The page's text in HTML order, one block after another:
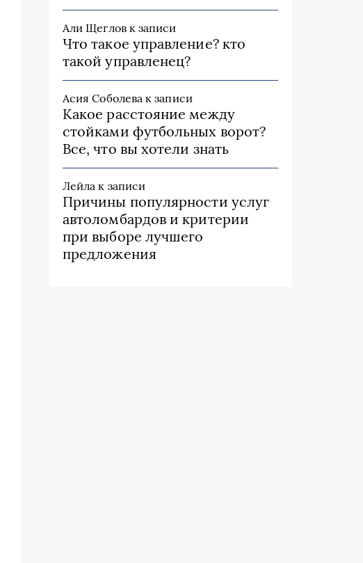
Али Щегловк записи
Что такое управление? кто
такой управленец?
Асия Соболева к записи
Какое расстояние между
стойками футбольных ворот?
Все, что вы хотели знать
Лейла к записи
Причины популярности услуг
автоломбардов и критерии
при выборе лучшего
предложения